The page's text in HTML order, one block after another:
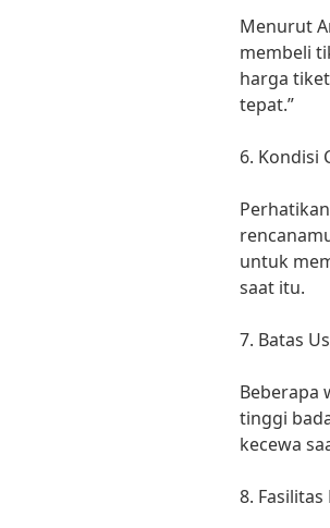
Menurut
membeli
harga
tepat.”
6. Kondisi
untuk
saat itu.
7. Batas
Beberapa
tinggi
kecewa
8.